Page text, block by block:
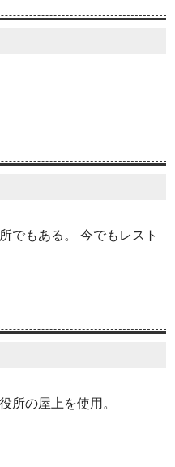
でもある。 今でもレスト
所の屋上を使用。